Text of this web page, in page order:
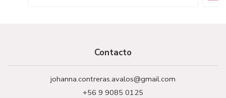
Contacto
johanna.contreras.avalos@gmail.com
+56 9 9085 0125